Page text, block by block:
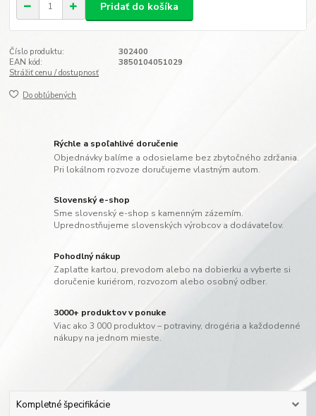
Pridať do košíka
Číslo produktu:
302400
EAN kód:
3850104051029
Strážiť cenu / dostupnosť
Do obľúbených
Rýchle a spoľahlivé doručenie
Objednávky balíme a odosielame bez zbytočného zdržania.
Pri lokálnom rozvoze doručujeme vlastným autom.
Slovenský e-shop
Sme slovenský e-shop s kamenným zázemím.
Uprednostňujeme slovenských výrobcov a dodávateľov.
Pohodlný nákup
Zaplaťte kartou, prevodom alebo na dobierku a vyberte si
doručenie kuriérom, rozvozom alebo osobný odber.
3000+ produktov v ponuke
Viac ako 3 000 produktov – potraviny, drogéria a každodenné
nákupy na jednom mieste.
Kompletné špecifikácie